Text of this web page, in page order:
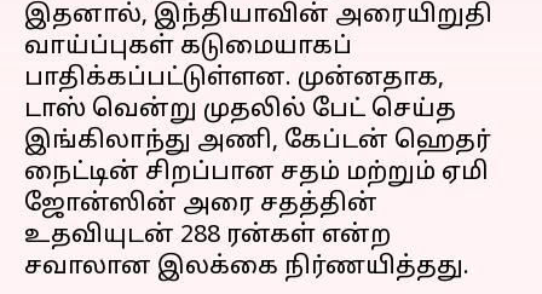
இதனால், இந்தியாவின் அரையிறுதி
வாய்ப்புகள் கடுமையாகப்
பாதிக்கப்பட்டுள்ளன. முன்னதாக,
டாஸ் வென்று முதலில் பேட் செய்த
இங்கிலாந்து அணி, கேப்டன் ஹெதர்
நைட்டின் சிறப்பான சதம் மற்றும் ஏமி
ஜோன்ஸின் அரை சதத்தின்
உதவியுடன் 288 ரன்கள் என்ற